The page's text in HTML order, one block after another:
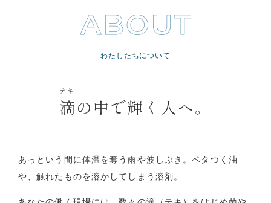
わたしたちについて
滴
テキ
の中で輝く人へ。
あっという間に体温を奪う雨や波しぶき。ベタつく油
や、触れたものを溶かしてしまう溶剤。